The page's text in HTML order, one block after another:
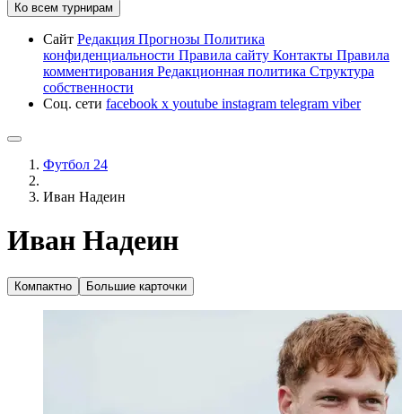
Ко всем турнирам
Сайт Редакция Прогнозы Политика
конфиденциальности Правила сайту Контакты Правила
комментирования Редакционная политика Структура
собственности
Соц. сети facebook x youtube instagram telegram viber
Футбол 24
Иван Надеин
Иван Надеин
Компактно Большие карточки